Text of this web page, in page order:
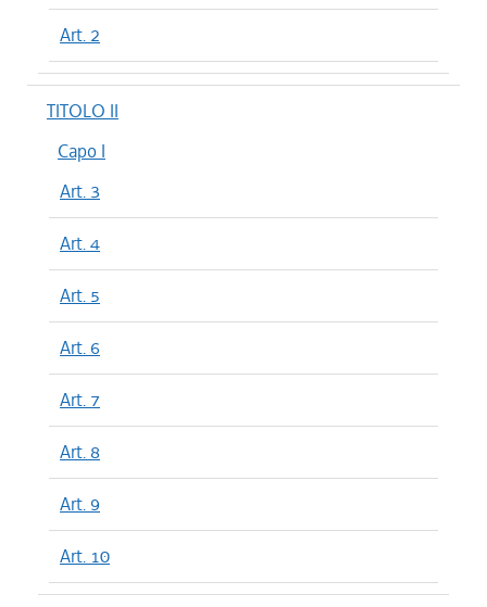
Art. 2
TITOLO II
Capo I
Art. 3
Art. 4
Art. 5
Art. 6
Art. 7
Art. 8
Art. 9
Art. 10